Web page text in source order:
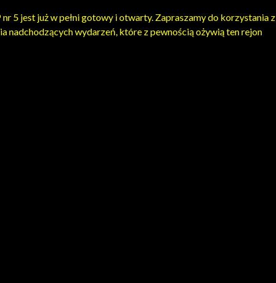
5 jest już w pełni gotowy i otwarty. Zapraszamy do korzystania z
nadchodzących wydarzeń, które z pewnością ożywią ten rejon